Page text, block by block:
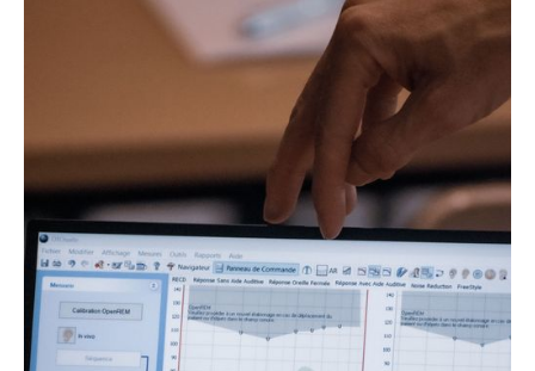
Présentiel
Présentiel (4h30h en video-learning + 7h en
présentiel + 1h video-learning + 30min coaching)
À planifier
MIV Niveau 1 (Présentiel)
Développez votre pratique de la MIV.
Présentiel
Présentiel